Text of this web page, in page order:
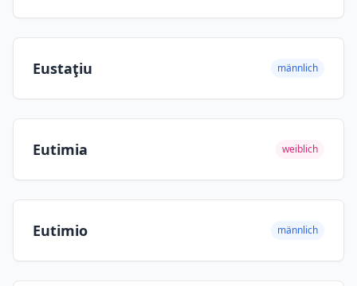
Eustaţiu männlich
Eutimia weiblich
Eutimio männlich